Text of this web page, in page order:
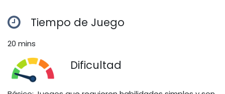
Tiempo de Juego
20 mins
Dificultad